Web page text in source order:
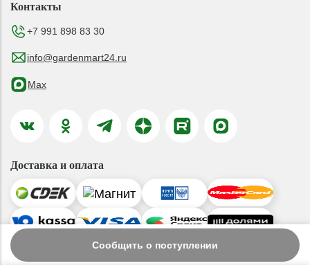
Сообщить о поступлении
Контакты
+7 991 898 83 30
info@gardenmart24.ru
Max
Доставка и оплата
© 2019-2026 ООО «ГАРДЕНМАРТ24»